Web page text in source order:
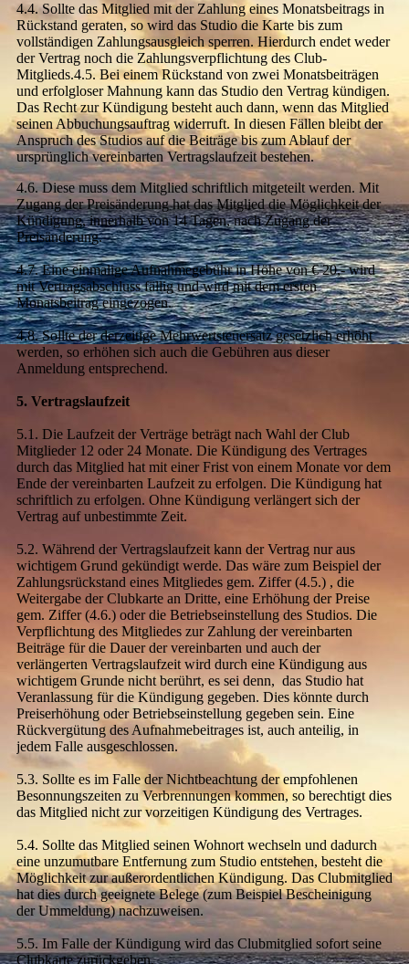
4.4. Sollte das Mitglied mit der Zahlung eines Monatsbeitrags in
Rückstand geraten, so wird das Studio die Karte bis zum
vollständigen Zahlungsausgleich sperren. Hierdurch endet weder
der Vertrag noch die Zahlungsverpflichtung des Club-
Mitglieds.4.5. Bei einem Rückstand von zwei Monatsbeiträgen
und erfolgloser Mahnung kann das Studio den Vertrag kündigen.
Das Recht zur Kündigung besteht auch dann, wenn das Mitglied
seinen Abbuchungsauftrag widerruft. In diesen Fällen bleibt der
Anspruch des Studios auf die Beiträge bis zum Ablauf der
ursprünglich vereinbarten Vertragslaufzeit bestehen.
4.6. Diese muss dem Mitglied schriftlich mitgeteilt werden. Mit
Zugang der Preisänderung hat das Mitglied die Möglichkeit der
Kündigung, innerhalb von 14 Tagen, nach Zugang der
Preisänderung.
4.7. Eine einmalige Aufnahmegebühr in Höhe von € 20,- wird
mit Vertragsabschluss fällig und wird mit dem ersten
Monatsbeitrag eingezogen.
4.8. Sollte der derzeitige Mehrwertsteuersatz gesetzlich erhöht
werden, so erhöhen sich auch die Gebühren aus dieser
Anmeldung entsprechend.
5. Vertragslaufzeit
5.1. Die Laufzeit der Verträge beträgt nach Wahl der Club
Mitglieder 12 oder 24 Monate. Die Kündigung des Vertrages
durch das Mitglied hat mit einer Frist von einem Monate vor dem
Ende der vereinbarten Laufzeit zu erfolgen. Die Kündigung hat
schriftlich zu erfolgen. Ohne Kündigung verlängert sich der
Vertrag auf unbestimmte Zeit.
5.2. Während der Vertragslaufzeit kann der Vertrag nur aus
wichtigem Grund gekündigt werde. Das wäre zum Beispiel der
Zahlungsrückstand eines Mitgliedes gem. Ziffer (4.5.) , die
Weitergabe der Clubkarte an Dritte, eine Erhöhung der Preise
gem. Ziffer (4.6.) oder die Betriebseinstellung des Studios. Die
Verpflichtung des Mitgliedes zur Zahlung der vereinbarten
Beiträge für die Dauer der vereinbarten und auch der
verlängerten Vertragslaufzeit wird durch eine Kündigung aus
wichtigem Grunde nicht berührt, es sei denn, das Studio hat
Veranlassung für die Kündigung gegeben. Dies könnte durch
Preiserhöhung oder Betriebseinstellung gegeben sein. Eine
Rückvergütung des Aufnahmebeitrages ist, auch anteilig, in
jedem Falle ausgeschlossen.
5.3. Sollte es im Falle der Nichtbeachtung der empfohlenen
Besonnungszeiten zu Verbrennungen kommen, so berechtigt dies
das Mitglied nicht zur vorzeitigen Kündigung des Vertrages.
5.4. Sollte das Mitglied seinen Wohnort wechseln und dadurch
eine unzumutbare Entfernung zum Studio entstehen, besteht die
Möglichkeit zur außerordentlichen Kündigung. Das Clubmitglied
hat dies durch geeignete Belege (zum Beispiel Bescheinigung
der Ummeldung) nachzuweisen.
5.5. Im Falle der Kündigung wird das Clubmitglied sofort seine
Clubkarte zurückgeben.